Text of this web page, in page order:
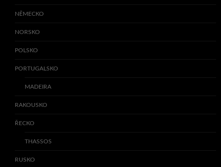
NĚMECKO
NORSKO
POLSKO
PORTUGALSKO
MADEIRA
RAKOUSKO
ŘECKO
THASSOS
RUSKO